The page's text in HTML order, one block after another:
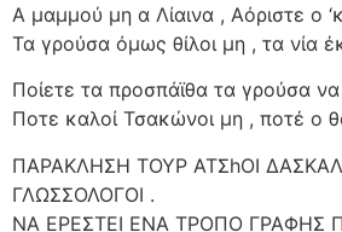
Α μαμμού μη α Λίαινα , Αόριστε ο
Τα γρούσα όμως θίλοι μη , τα νία
Ποίετε τα προσπάϊθα τα γρούσα να
Ποτε καλοί Τσακώνοι μη , ποτέ ο
ΠΑΡΑΚΛΗΣΗ ΤΟΥΡ ΑΤΣhΟΙ
ΓΛΩΣΣΟΛΟΓΟΙ .
ΝΑ ΕΡΕΣΤΕΙ ΕΝΑ ΤΡΟΠΟ ΓΡΑΦΗΣ